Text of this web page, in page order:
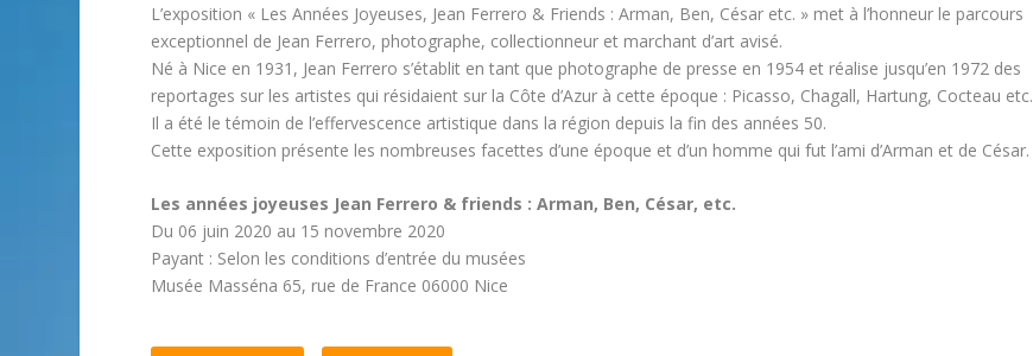
L’exposition « Les Années Joyeuses, Jean Ferrero & Friends : Arman, Ben, César etc. » met à l’honneur le parcours
exceptionnel de Jean Ferrero, photographe, collectionneur et marchant d’art avisé.
Né à Nice en 1931, Jean Ferrero s’établit en tant que photographe de presse en 1954 et réalise jusqu’en 1972 des
reportages sur les artistes qui résidaient sur la Côte d’Azur à cette époque : Picasso, Chagall, Hartung, Cocteau etc.
Il a été le témoin de l’effervescence artistique dans la région depuis la fin des années 50.
Cette exposition présente les nombreuses facettes d’une époque et d’un homme qui fut l’ami d’Arman et de César.
Les années joyeuses Jean Ferrero & friends : Arman, Ben, César, etc.
Du 06 juin 2020 au 15 novembre 2020
Payant : Selon les conditions d’entrée du musées
Musée Masséna 65, rue de France 06000 Nice